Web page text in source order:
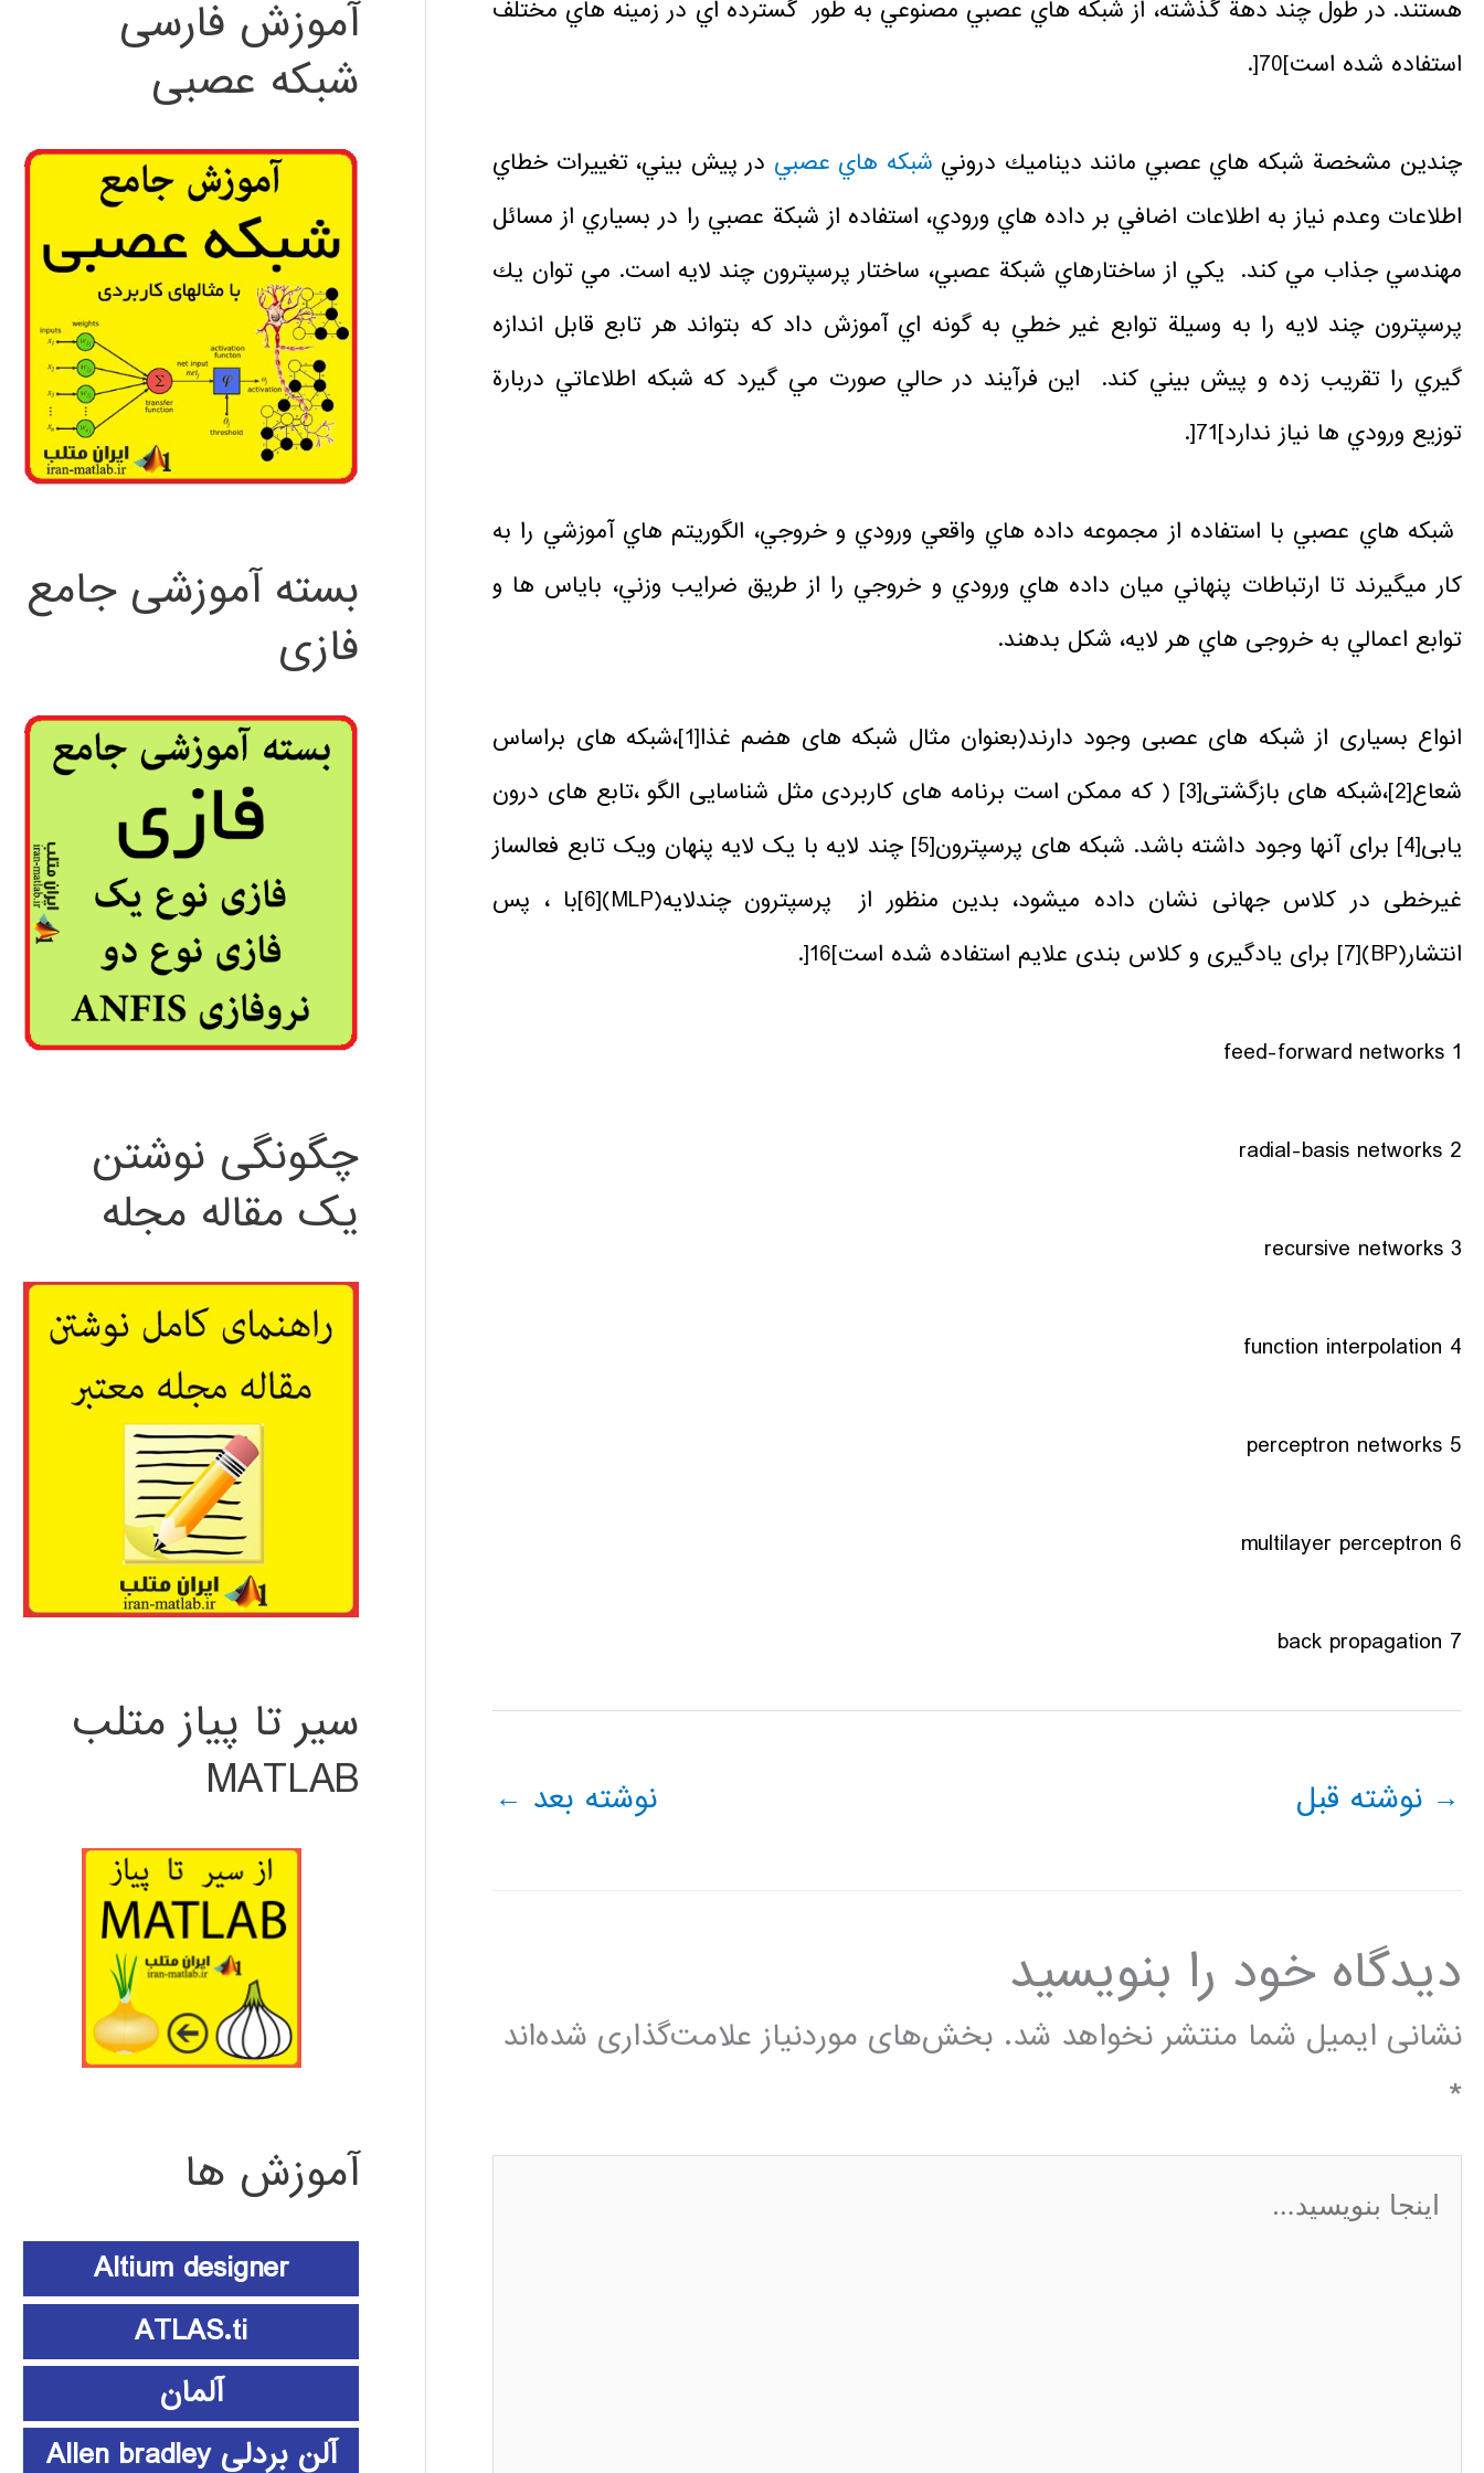
هستند. در طول چند دهة گذشته، از شبكه هاي عصبي مصنوعي به طور گسترده اي در زمينه هاي مختلف
استفاده شده است]70[.
چندين مشخصة شبكه هاي عصبي مانند ديناميك دروني شبكه هاي عصبي در پیش بيني، تغييرات خطاي
اطلاعات وعدم نياز به اطلاعات اضافي بر داده هاي ورودي، استفاده از شبكة عصبي را در بسياري از مسائل
مهندسي جذاب مي كند. يكي از ساختارهاي شبكة عصبي، ساختار پرسپترون چند لايه است. مي توان يك
پرسپترون چند لايه را به وسيلة توابع غير خطي به گونه اي آموزش داد كه بتواند هر تابع قابل اندازه
گيري را تقريب زده و پيش بيني كند. اين فرآيند در حالي صورت مي گيرد كه شبكه اطلاعاتي دربارة
توزيع ورودي ها نياز ندارد]71[.
شبكه هاي عصبي با استفاده از مجموعه داده هاي واقعي ورودي و خروجي، الگوريتم هاي آموزشي را به
كار ميگيرند تا ارتباطات پنهاني ميان داده هاي ورودي و خروجي را از طريق ضرايب وزني، باياس ها و
توابع اعمالي به خروجی هاي هر لايه، شكل بدهند.
انواع بسیاری از شبکه های عصبی وجود دارند(بعنوان مثال شبکه های هضم غذا[1] ،شبکه های براساس
شعاع[2] ،شبکه های بازگشتی[3]
( که ممکن است برنامه های کاربردی مثل شناسایی الگو ،تابع های درون
یابی[4] برای آنها وجود داشته باشد. شبکه های پرسپترون[5]
چند لایه با یک لایه پنهان ویک تابع فعالساز
غیرخطی در کلاس جهانی نشان داده میشود، بدین منظور از پرسپترون چندلایه(MLP)
[6] با ، پس
انتشار(BP)
[7] برای یادگیری و کلاس بندی علایم استفاده شده است]16[.
1 feed-forward networks
2 radial-basis networks
3 recursive networks
4 function interpolation
5 perceptron networks
6 multilayer perceptron
7 back propagation
→ نوشته قبل نوشته بعد ←
دیدگاه‌ خود را بنویسید
نشانی ایمیل شما منتشر نخواهد شد. بخش‌های موردنیاز علامت‌گذاری شده‌اند
*
اینجا
بنویسید…
آموزش فارسی
شبکه عصبی
بسته آموزشی جامع
فازی
چگونگی نوشتن
یک مقاله مجله
سیر تا پیاز متلب
MATLAB
آموزش ها
Altium designer
ATLAS.ti
آلمان
آلن بردلی Allen bradley